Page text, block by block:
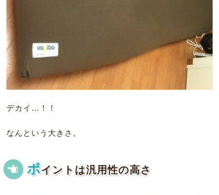
デカイ…！！
なんという大きさ。
ポイントは汎用性の高さ